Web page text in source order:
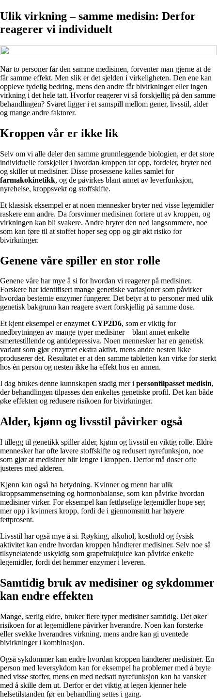
Ulik virkning – samme medisin: Derfor
reagerer vi individuelt
Når to personer får den samme medisinen, forventer man gjerne at de
får samme effekt. Men slik er det sjelden i virkeligheten. Den ene kan
oppleve tydelig bedring, mens den andre får bivirkninger eller ingen
virkning i det hele tatt. Hvorfor reagerer vi så forskjellig på den samme
behandlingen? Svaret ligger i et samspill mellom gener, livsstil, alder
og mange andre faktorer.
Kroppen vår er ikke lik
Selv om vi alle deler den samme grunnleggende biologien, er det store
individuelle forskjeller i hvordan kroppen tar opp, fordeler, bryter ned
og skiller ut medisiner. Disse prosessene kalles samlet for
farmakokinetikk, og de påvirkes blant annet av leverfunksjon,
nyrehelse, kroppsvekt og stoffskifte.
Et klassisk eksempel er at noen mennesker bryter ned visse legemidler
raskere enn andre. Da forsvinner medisinen fortere ut av kroppen, og
virkningen kan bli svakere. Andre bryter den ned langsommere, noe
som kan føre til at stoffet hoper seg opp og gir økt risiko for
bivirkninger.
Genene våre spiller en stor rolle
Genene våre har mye å si for hvordan vi reagerer på medisiner.
Forskere har identifisert mange genetiske variasjoner som påvirker
hvordan bestemte enzymer fungerer. Det betyr at to personer med ulik
genetisk bakgrunn kan reagere svært forskjellig på samme dose.
Et kjent eksempel er enzymetCYP2D6, som er viktig for
nedbrytningen av mange typer medisiner – blant annet enkelte
smertestillende og antidepressiva. Noen mennesker har en genetisk
variant som gjør enzymet ekstra aktivt, mens andre nesten ikke
produserer det. Resultatet er at den samme tabletten kan virke for sterkt
hos én person og nesten ikke ha effekt hos en annen.
I dag brukes denne kunnskapen stadig mer i persontilpasset medisin,
der behandlingen tilpasses den enkeltes genetiske profil. Det kan både
øke effekten og redusere risikoen for bivirkninger.
Alder, kjønn og livsstil påvirker også
I tillegg til genetikk spiller alder, kjønn og livsstil en viktig rolle. Eldre
mennesker har ofte lavere stoffskifte og redusert nyrefunksjon, noe
som gjør at medisiner blir lengre i kroppen. Derfor må doser ofte
justeres med alderen.
Kjønn kan også ha betydning. Kvinner og menn har ulik
kroppsammensetning og hormonbalanse, som kan påvirke hvordan
medisiner virker. For eksempel kan fettløselige legemidler hope seg
mer opp i kvinners kropp, fordi de i gjennomsnitt har høyere
fettprosent.
Livsstil har også mye å si. Røyking, alkohol, kosthold og fysisk
aktivitet kan endre hvordan kroppen håndterer medisiner. Selv noe så
tilsynelatende uskyldig som grapefruktjuice kan påvirke enkelte
legemidler, fordi det hemmer enzymer i leveren.
Samtidig bruk av medisiner og sykdommer
kan endre effekten
Mange, særlig eldre, bruker flere typer medisiner samtidig. Det øker
risikoen for at legemidlene påvirker hverandre. Noen kan forsterke
eller svekke hverandres virkning, mens andre kan gi uventede
bivirkninger i kombinasjon.
Også sykdommer kan endre hvordan kroppen håndterer medisiner. En
person med leversykdom kan for eksempel ha problemer med å bryte
ned visse stoffer, mens en med nedsatt nyrefunksjon kan ha vansker
med å skille dem ut. Derfor er det viktig at legen kjenner hele
helsetilstanden før en behandling settes i gang.